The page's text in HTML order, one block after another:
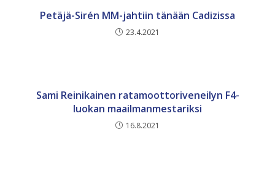
Petäjä-Sirén MM-jahtiin tänään Cadizissa
23.4.2021
Sami Reinikainen ratamoottoriveneilyn F4-
luokan maailmanmestariksi
16.8.2021